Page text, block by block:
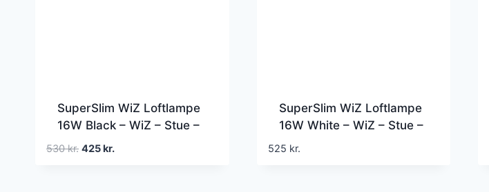
SuperSlim WiZ Loftlampe
16W Black – WiZ – Stue –
Moderne – Plastik – Rund
530kr. Den
425kr.
SuperSlim WiZ Loftlampe
16W White – WiZ – Stue –
Moderne – Plastik – Rund
525 kr.